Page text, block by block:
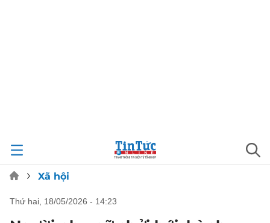
Xã hội
thứ hai, 18/05/2026 - 14:23